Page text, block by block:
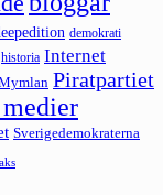
demokrati
historia Internet
Piratpartiet
Sverigedemokraterna